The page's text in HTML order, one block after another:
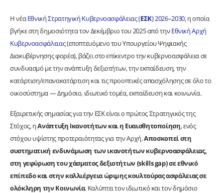
Η νέαΕθνική Στρατηγική Κυβερνοασφάλειας (ΕΣΚ) 2026–2030, η οποία
βγήκε στη δημοσιότητα τον Δεκέμβριο του 2025 από τηνΕθνική Αρχή
Κυβερνοασφάλειας(εποπτευόμενο του Υπουργείου Ψηφιακής
Διακυβέρνησης φορέα), βάζει στο επίκεντρο την κυβερνοασφάλεια σε
συνδυασμό με την ανάπτυξη δεξιοτήτων, την εκπαίδευση, την
κατάρτιση/επανακατάρτιση και τις προοπτικές απασχόλησης σε όλο το
οικοσύστημα — Δημόσιο, ιδιωτικό τομέα, εκπαίδευση και κοινωνία.
Εξαιρετικής σημασίας για την ΕΣΚ είναι ο πρώτος Στρατηγικός της
Στόχος, ηΑνάπτυξη Ικανοτήτων και η Ευαισθητοποίηση, ενός
στόχου υψίστης προτεραιότητας για την Αρχή.Αποσκοπεί στη
συστηματική ενδυνάμωση των ικανοτήτων κυβερνοασφάλειας,
στη γεφύρωση του χάσματος δεξιοτήτων (skills gap) σε εθνικό
επίπεδο και στην καλλιέργεια ώριμης κουλτούρας ασφάλειας σε
ολόκληρη την Κοινωνία. Καλύπτει τον ιδιωτικό και τον δημόσιο